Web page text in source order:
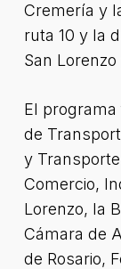
Cremería y
ruta 10 y la
San Lorenzo
El
de
y
Comercio,
Lorenzo, la
Cámara de
de Rosario,